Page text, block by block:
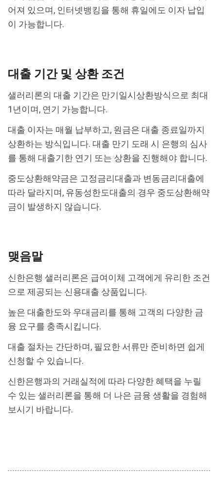
어져 있으며, 인터넷뱅킹을 통해 휴일에도 이자 납입
이 가능합니다.
대출 기간 및 상환 조건
샐러리론의 대출 기간은 만기일시상환방식으로 최대
1년이며, 연기 가능합니다.
대출 이자는 매월 납부하고, 원금은 대출 종료일까지
상환하는 방식입니다. 대출 만기 도래 시 은행의 심사
를 통해 대출기한 연기 또는 상환을 진행해야 합니다.
중도상환해약금은 고정금리대출과 변동금리대출에
따라 달라지며, 유동성한도대출의 경우 중도상환해약
금이 발생하지 않습니다.
맺음말
신한은행 샐러리론은 급여이체 고객에게 유리한 조건
으로 제공되는 신용대출 상품입니다.
높은 대출한도와 우대금리를 통해 고객의 다양한 금
융 요구를 충족시킵니다.
대출 절차는 간단하며, 필요한 서류만 준비하면 쉽게
신청할 수 있습니다.
신한은행과의 거래실적에 따라 다양한 혜택을 누릴
수 있는 샐러리론을 통해 더 나은 금융 생활을 경험해
보시기 바랍니다.